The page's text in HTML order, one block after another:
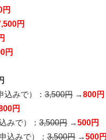
円
円
円
込みで） ： 3,500円 →800円
円
みで）： 3,500円 →500円
込みで）： 3,500円 →500円